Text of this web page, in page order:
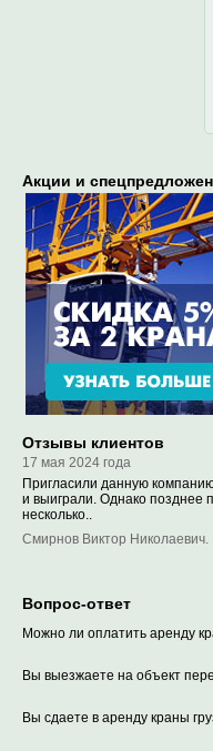
Акции и
Отзывы клиентов
17 мая 2024 года
Пригласили данную
и выиграли. Однако позднее
несколько..
Смирнов Виктор Николаевич.
Вопрос-ответ
Можно ли оплатить аренду
Вы выезжаете на объект
Вы сдаете в аренду краны